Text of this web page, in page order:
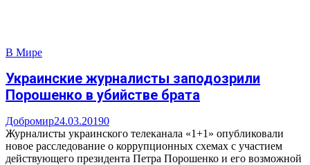
В Мире
Украинские журналисты заподозрили
Порошенко в убийстве брата
Добромир24.03.20190
Журналисты украинского телеканала «1+1» опубликовали
новое расследование о коррупционных схемах с участием
действующего президента Петра Порошенко и его возможной